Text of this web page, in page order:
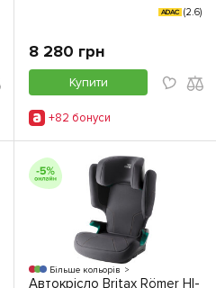
ADAC (2.6)
8 280 грн
Купити
+82 бонуси
Більше кольорів
Автокрісло Britax Römer HI-